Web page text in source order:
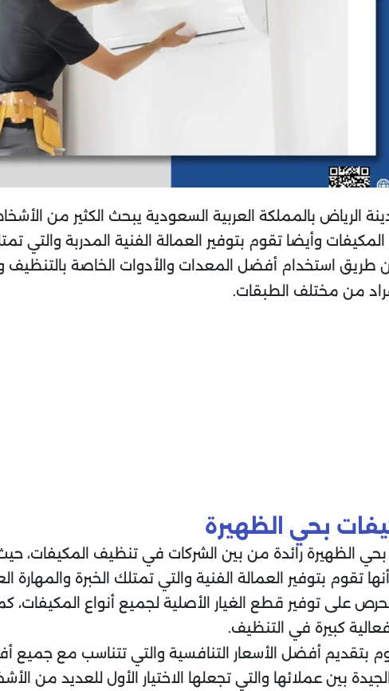
الرياض بالمملكة العربية السعودية يبحث الكثير من
وأيضا تقوم بتوفير العمالة الفنية المدربة والتي
استخدام أفضل المعدات والأدوات الخاصة بالتنظيف
من مختلف الطبقات.
بحي الظهيرة
الظهيرة رائدة من بين الشركات في تنظيف المكيفات،
تقوم بتوفير العمالة الفنية والتي تمتلك الخبرة
على توفير قطع الغيار الأصلية لجميع أنواع
كبيرة في التنظيف.
بتقديم أفضل الأسعار التنافسية والتي تتناسب مع جميع
بين عملائها والتي تجعلها الاختيار الأول للعديد من